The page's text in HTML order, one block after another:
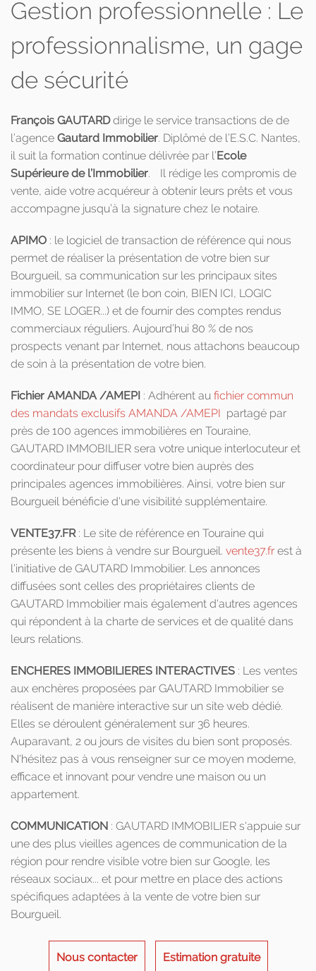
Gestion professionnelle : Le
professionnalisme, un gage
de sécurité
François GAUTARDdirige le service transactions de de
l’agence Gautard Immobilier. Diplômé de l’E.S.C. Nantes,
il suit la formation continue délivrée par l’Ecole
Supérieure de l’Immobilier. Il rédige les compromis de
vente, aide votre acquéreur à obtenir leurs prêts et vous
accompagne jusqu’à la signature chez le notaire.
APIMO : le logiciel de transaction de référence qui nous
permet de réaliser la présentation de votre bien sur
Bourgueil, sa communication sur les principaux sites
immobilier sur Internet (le bon coin, BIEN ICI, LOGIC
IMMO, SE LOGER...) et de fournir des comptes rendus
commerciaux réguliers. Aujourd’hui 80 % de nos
prospects venant par Internet, nous attachons beaucoup
de soin à la présentation de votre bien.
Fichier AMANDA /AMEPI : Adhérent au fichier commun
des mandats exclusifs AMANDA /AMEPI partagé par
près de 100 agences immobilières en Touraine,
GAUTARD IMMOBILIER sera votre unique interlocuteur et
coordinateur pour diffuser votre bien auprès des
principales agences immobilières. Ainsi, votre bien sur
Bourgueil bénéficie d'une visibilité supplémentaire.
VENTE37.FR: Le site de référence en Touraine qui
présente les biens à vendre sur Bourgueil. vente37.fr est à
l'initiative de GAUTARD Immobilier. Les annonces
diffusées sont celles des propriétaires clients de
GAUTARD Immobilier mais également d'autres agences
qui répondent à la charte de services et de qualité dans
leurs relations.
ENCHERES IMMOBILIERES INTERACTIVES : Les ventes
aux enchères proposées par GAUTARD Immobilier se
réalisent de manière interactive sur un site web dédié.
Elles se déroulent généralement sur 36 heures.
Auparavant, 2 ou jours de visites du bien sont proposés.
N'hésitez pas à vous renseigner sur ce moyen moderne,
efficace et innovant pour vendre une maison ou un
appartement.
COMMUNICATION : GAUTARD IMMOBILIER s'appuie sur
une des plus vieilles agences de communication de la
région pour rendre visible votre bien sur Google, les
réseaux sociaux... et pour mettre en place des actions
spécifiques adaptées à la vente de votre bien sur
Bourgueil.
Nous contacter Estimation gratuite